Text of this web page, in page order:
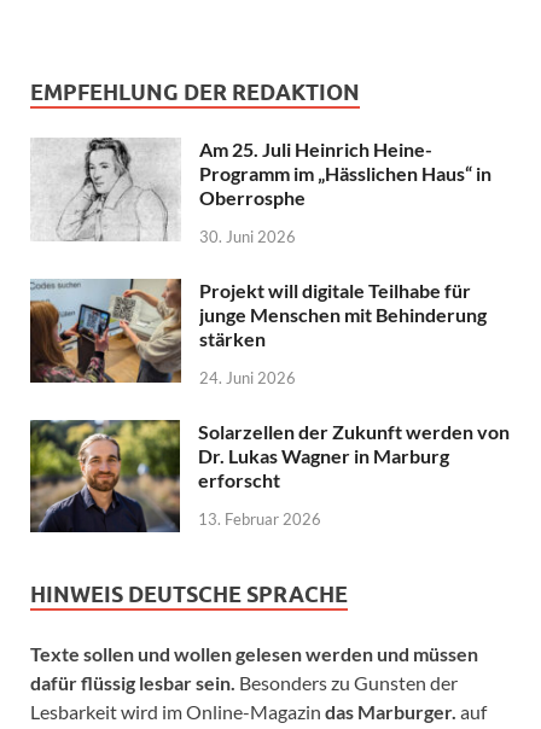
EMPFEHLUNG DER REDAKTION
Am 25. Juli Heinrich Heine-
Programm im „Hässlichen Haus“ in
Oberrosphe
30. Juni 2026
Projekt will digitale Teilhabe für
junge Menschen mit Behinderung
stärken
24. Juni 2026
Solarzellen der Zukunft werden von
Dr. Lukas Wagner in Marburg
erforscht
13. Februar 2026
HINWEIS DEUTSCHE SPRACHE
Texte sollen und wollen gelesen werden und müssen
dafür flüssig lesbar sein. Besonders zu Gunsten der
Lesbarkeit wird im Online-Magazin das Marburger. auf